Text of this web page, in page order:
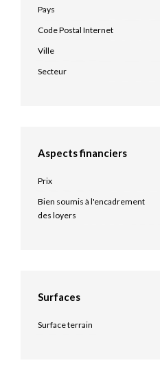
Pays
Code Postal Internet
Ville
Secteur
Aspects financiers
Prix
Bien soumis à l'encadrement
des loyers
Surfaces
Surface terrain